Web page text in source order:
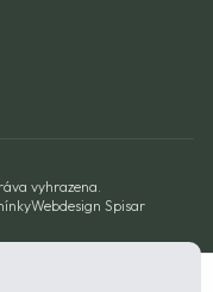
vyhrazena.
Webdesign Spisar